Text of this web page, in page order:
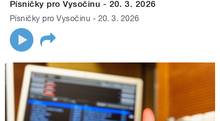
Písničky pro Vysočinu - 20. 3. 2026
Písničky pro Vysočinu - 20. 3. 2026